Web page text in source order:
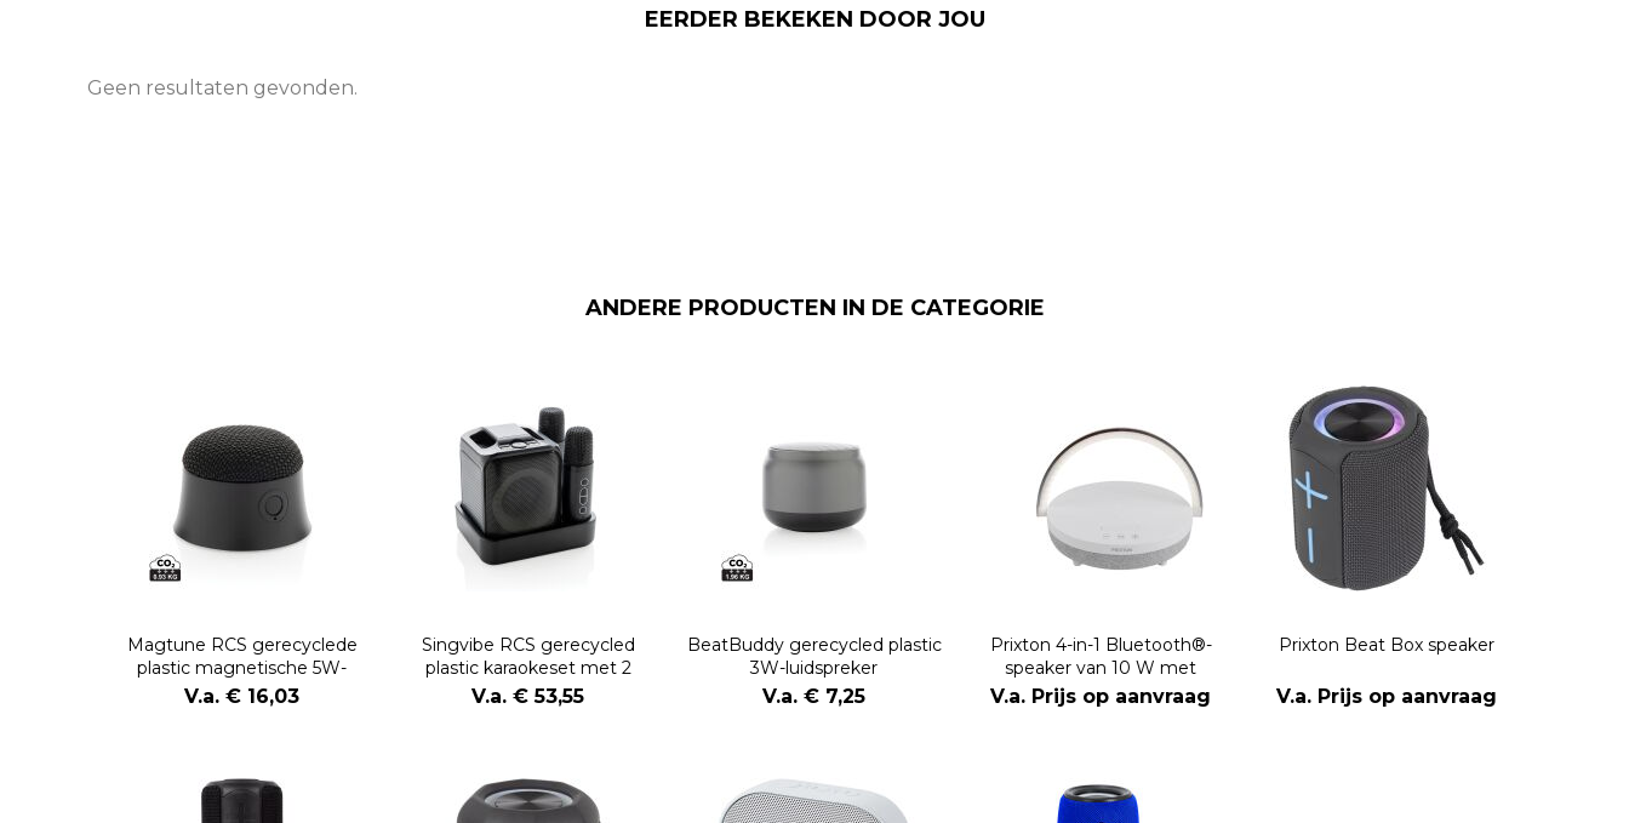
EERDER BEKEKEN DOOR JOU
Geen resultaten gevonden.
ANDERE PRODUCTEN IN DE CATEGORIE
Magtune RCS gerecyclede
plastic magnetische 5W-
luidspreker
V.a. € 16,03
Singvibe RCS gerecycled
plastic karaokeset met 2
microfoons
V.a. € 53,55
BeatBuddy gerecycled plastic
3W-luidspreker
V.a. € 7,25
Prixton 4-in-1 Bluetooth®-
speaker van 10 W met
ledverlichting en draadloos
oplaadstation
V.a. Prijs op aanvraag
Prixton Beat Box speaker
V.a. Prijs op aanvraag